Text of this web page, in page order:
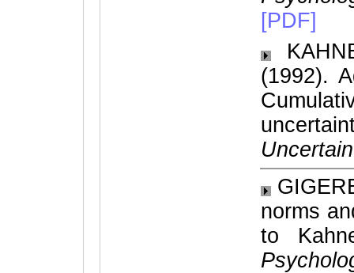
[PDF]
(1992).
norms
to